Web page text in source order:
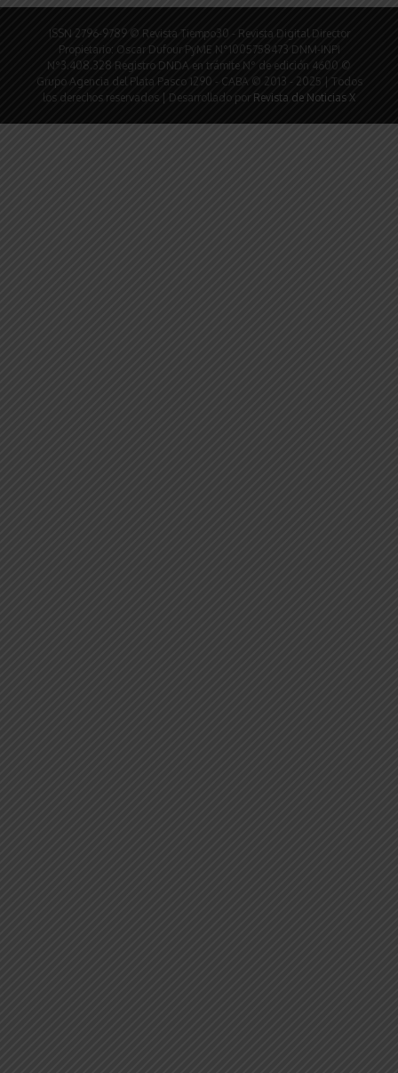
ISSN 2796-9789 © Revista Tiempo30 - Revista Digital Director
Propietario: Oscar Dufour PyME N°1005758473 DNM-INPI
N°3.408.328 Registro DNDA en trámite N° de edición 4600 ©
Grupo Agencia del Plata Pasco 1290 - CABA © 2013 - 2025 | Todos
los derechos reservados | Desarrollado por Revista de Noticias X